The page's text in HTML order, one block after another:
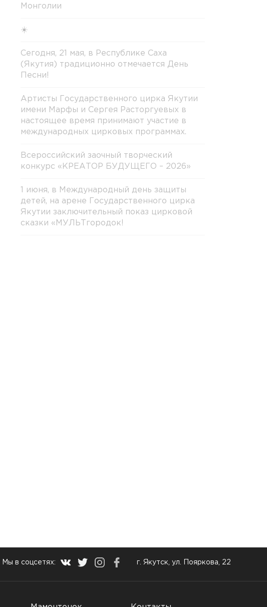
Монголии
☀️
Сегодня, 21 мая, в Республике Саха
(Якутия) традиционно отмечается День
Песни!
Артисты Государственного цирка Якутии
имени Марфы и Сергея Расторгуевых в
настоящее время принимают участие в
международных цирковых программах.
Всероссийский заочный творческий
конкурс «КРЕАТОР БУДУЩЕГО – 2026»
1 июня, в Международный день защиты
детей, на арене Государственного цирка
Якутии заключительный показ цирковой
сказки «МУЛЬТгородок!
Мы в соцсетях: г. Якутск, ул. Пояркова, 22